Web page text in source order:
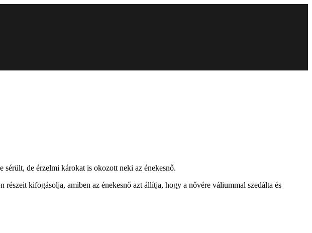
de érzelmi károkat is okozott neki az énekesnő.
kifogásolja, amiben az énekesnő azt állítja, hogy a nővére váliummal szedálta és